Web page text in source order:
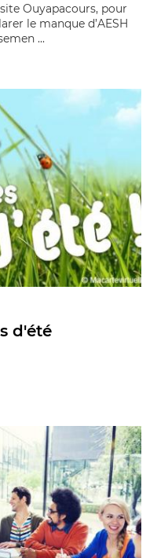
Ouyapacours, pour
le manque d’AESH
...
d'été